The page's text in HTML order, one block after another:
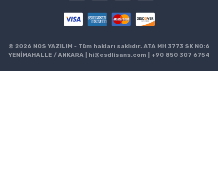
© 2026 NOS YAZILIM - Tüm hakları saklıdır. ATA MH 3773 SK NO:6
YENİMAHALLE / ANKARA | hi@esdlisans.com +90 850 307 6754